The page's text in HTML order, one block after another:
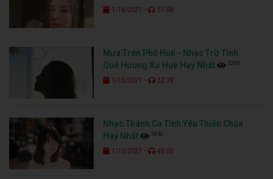
1/16/2021 - 57:08
Mưa Trên Phố Huế - Nhạc Trữ Tình
Quê Hương Xứ Huế Hay Nhất
3298
1/15/2021 - 52:39
Nhạc Thánh Ca Tình Yêu Thiên Chúa
Hay Nhất
3840
1/13/2021 - 40:00